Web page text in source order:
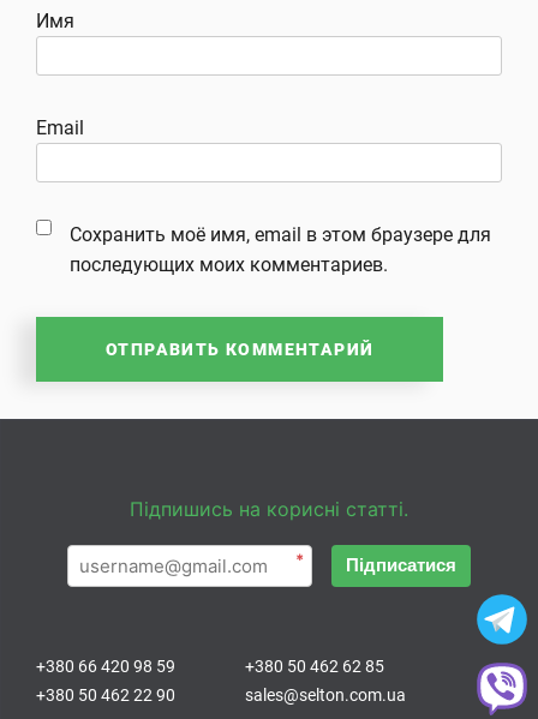
Имя
Email
Сохранить моё имя, email в этом браузере для
последующих моих комментариев.
Підпишись на корисні статті.
* Підписатися
+380 66 420 98 59
+380 50 462 62 85
+380 50 462 22 90
sales@selton.com.ua